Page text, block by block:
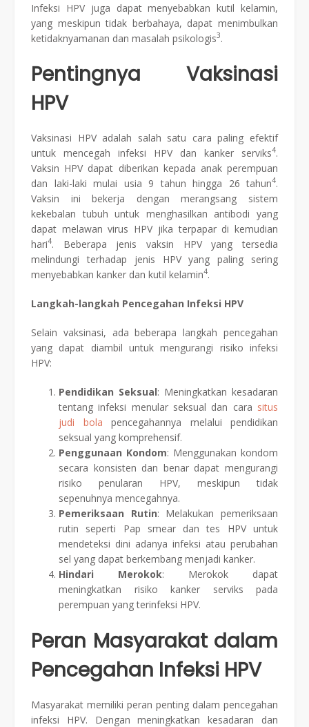
Infeksi HPV juga dapat menyebabkan kutil kelamin,
yang meskipun tidak berbahaya, dapat menimbulkan
ketidaknyamanan dan masalah psikologis3.
Pentingnya Vaksinasi
HPV
Vaksinasi HPV adalah salah satu cara paling efektif
untuk mencegah infeksi HPV dan kanker serviks4.
Vaksin HPV dapat diberikan kepada anak perempuan
dan laki-laki mulai usia 9 tahun hingga 26 tahun4.
Vaksin ini bekerja dengan merangsang sistem
kekebalan tubuh untuk menghasilkan antibodi yang
dapat melawan virus HPV jika terpapar di kemudian
hari4. Beberapa jenis vaksin HPV yang tersedia
melindungi terhadap jenis HPV yang paling sering
menyebabkan kanker dan kutil kelamin4.
Langkah-langkah Pencegahan Infeksi HPV
Selain vaksinasi, ada beberapa langkah pencegahan
yang dapat diambil untuk mengurangi risiko infeksi
HPV:
Pendidikan Seksual: Meningkatkan kesadaran
tentang infeksi menular seksual dan cara situs
judi bola pencegahannya melalui pendidikan
seksual yang komprehensif.
Penggunaan Kondom: Menggunakan kondom
secara konsisten dan benar dapat mengurangi
risiko penularan HPV, meskipun tidak
sepenuhnya mencegahnya.
Pemeriksaan Rutin: Melakukan pemeriksaan
rutin seperti Pap smear dan tes HPV untuk
mendeteksi dini adanya infeksi atau perubahan
sel yang dapat berkembang menjadi kanker.
Hindari Merokok: Merokok dapat
meningkatkan risiko kanker serviks pada
perempuan yang terinfeksi HPV.
Peran Masyarakat dalam
Pencegahan Infeksi HPV
Masyarakat memiliki peran penting dalam pencegahan
infeksi HPV. Dengan meningkatkan kesadaran dan